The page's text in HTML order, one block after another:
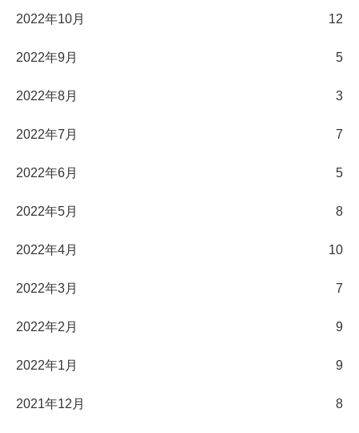
2022年10月 12
2022年9月 5
2022年8月 3
2022年7月 7
2022年6月 5
2022年5月 8
2022年4月 10
2022年3月 7
2022年2月 9
2022年1月 9
2021年12月 8